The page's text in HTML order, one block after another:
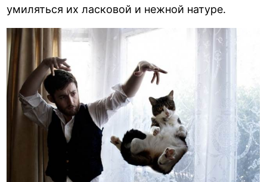
умиляться их ласковой и нежной натуре.